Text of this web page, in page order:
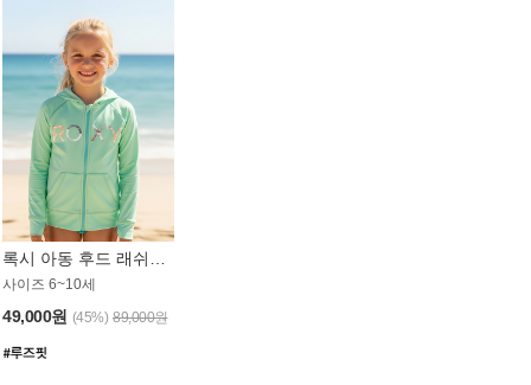
록시 아동 후드 래쉬가드 GT764MRX
사이즈 6~10세
49,000원 (45%) 89,000원